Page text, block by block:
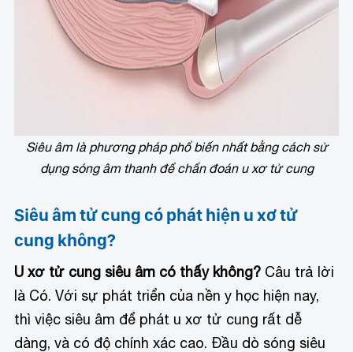
Siêu âm là phương pháp phổ biến nhất bằng cách sử
dụng sóng âm thanh để chẩn đoán u xơ tử cung
Siêu âm tử cung có phát hiện u xơ tử
cung không?
U xơ tử cung siêu âm có thấy không? Câu trả lời
là Có. Với sự phát triển của nền y học hiện nay,
thì việc siêu âm để phát u xơ tử cung rất dễ
dàng, và có độ chính xác cao. Đầu dò sóng siêu